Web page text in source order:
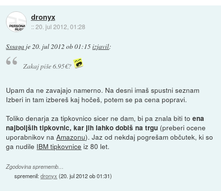
dronyx
::20. jul 2012, 01:28
Sssaga je20. jul 2012 ob 01:15izjavil:
Zakaj piše 6.95€?
Upam da ne zavajajo namerno. Na desni imaš spustni seznam
Izberi in tam izbereš kaj hočeš, potem se pa cena popravi.
Toliko denarja za tipkovnico sicer ne dam, bi pa znala biti toena
najboljših tipkovnic, kar jih lahko dobiš na trgu (preberi ocene
uporabnikov naAmazonu). Jaz od nekdaj pogrešam občutek, ki so
ga nudile IBM tipkovnice iz 80 let.
Zgodovina sprememb…
spremenil:dronyx (20. jul 2012 ob 01:31)